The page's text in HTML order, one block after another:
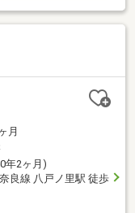
月
年2ヶ月)
良線 八戸ノ里駅 徒歩